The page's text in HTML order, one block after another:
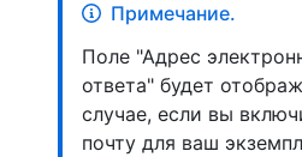
Примечание.
Поле "Адрес
ответа" будет
случае, если вы
почту для ваш